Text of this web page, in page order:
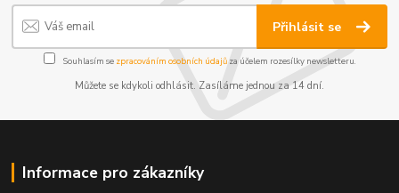
Přihlásit se
Souhlasím se zpracováním osobních údajůza účelem rozesílky newsletteru.
Můžete se kdykoli odhlásit. Zasíláme jednou za 14 dní.
Informace pro zákazníky